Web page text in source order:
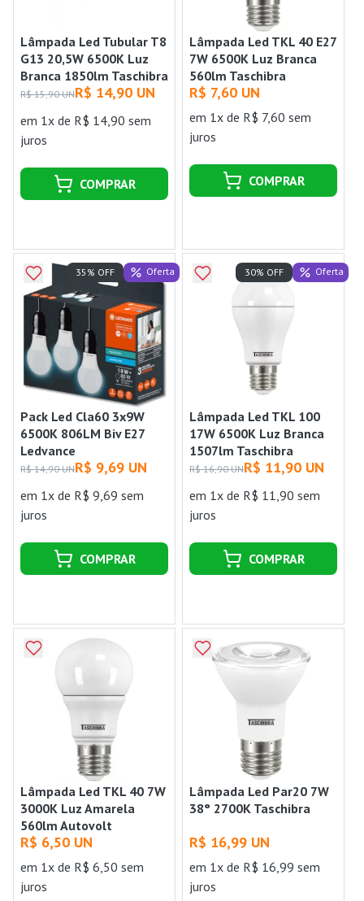
Lâmpada Led Tubular T8
G13 20,5W 6500K Luz
Branca 1850lm Taschibra
R$ 15,90 UNR$ 14,90 UN
em 1x de R$ 14,90 sem
juros
COMPRAR
Lâmpada Led TKL 40 E27
7W 6500K Luz Branca
560lm Taschibra
R$ 7,60 UN
em 1x de R$ 7,60 sem
juros
COMPRAR
Pack Led Cla60 3x9W
6500K 806LM Biv E27
Ledvance
R$ 14,90 UNR$ 9,69 UN
em 1x de R$ 9,69 sem
juros
35% OFF Oferta
COMPRAR
Lâmpada Led TKL 100
17W 6500K Luz Branca
1507lm Taschibra
R$ 16,90 UNR$ 11,90 UN
em 1x de R$ 11,90 sem
juros
30% OFF Oferta
COMPRAR
Lâmpada Led TKL 40 7W
3000K Luz Amarela
560lm Autovolt
Taschibra
R$ 6,50 UN
em 1x de R$ 6,50 sem
juros
Lâmpada Led Par20 7W
38° 2700K Taschibra
R$ 16,99 UN
em 1x de R$ 16,99 sem
juros